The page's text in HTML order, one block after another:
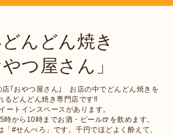
んどん焼き
やつ屋さん」
店｢おやつ屋さん｣ お店の中でどんどん焼きを
るどんどん焼き専門店です‼︎
ートインスペースがあります。
時から10時までお酒・ビール🍺を飲めます。
「#せんべろ」です。千円でほどよく酔えて、